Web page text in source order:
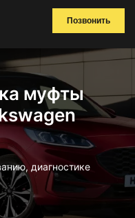
Позвонить
муфты
диагностике